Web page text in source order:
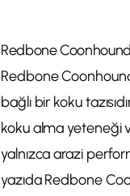
Redbone Coonhound
Redbone
bağlı bir koku
koku alma yeteneği
yalnızca arazi
yazıda Redbone